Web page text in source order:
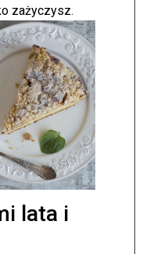
zażyczysz.
lata i